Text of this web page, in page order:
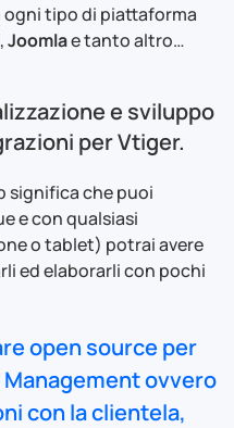
tipo di piattaforma
,Joomlae tanto altro…
e sviluppo
per Vtiger.
significa che puoi
e con qualsiasi
o tablet) potrai avere
ed elaborarli con pochi
open source per
ovvero
con la clientela,